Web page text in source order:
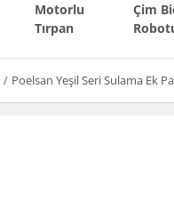
Motorlu
Tırpan
Çim
Poelsan Yeşil Seri Sulama Ek